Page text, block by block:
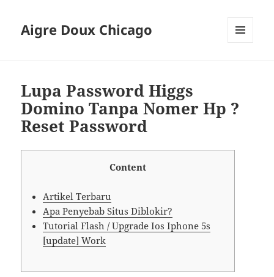
Aigre Doux Chicago
Lupa Password Higgs
Domino Tanpa Nomer Hp ?
Reset Password
Content
Artikel Terbaru
Apa Penyebab Situs Diblokir?
Tutorial Flash / Upgrade Ios Iphone 5s
[update] Work